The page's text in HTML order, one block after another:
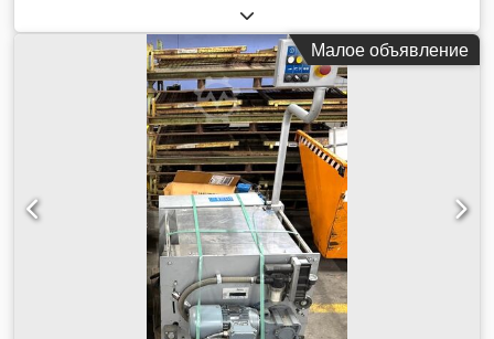
50 Год выпуска: 2014 Dcsdpfx Ajy Udadjg Eek Состояние:
хорошее, до демонтажа находилось в производстве Также
доступны другие бывшие в употреблении агрегаты FERAG,
такие как станции подачи и выдачи (в том числе более
новых годов выпуска), а также системы SDB. Просто
Малое объявление